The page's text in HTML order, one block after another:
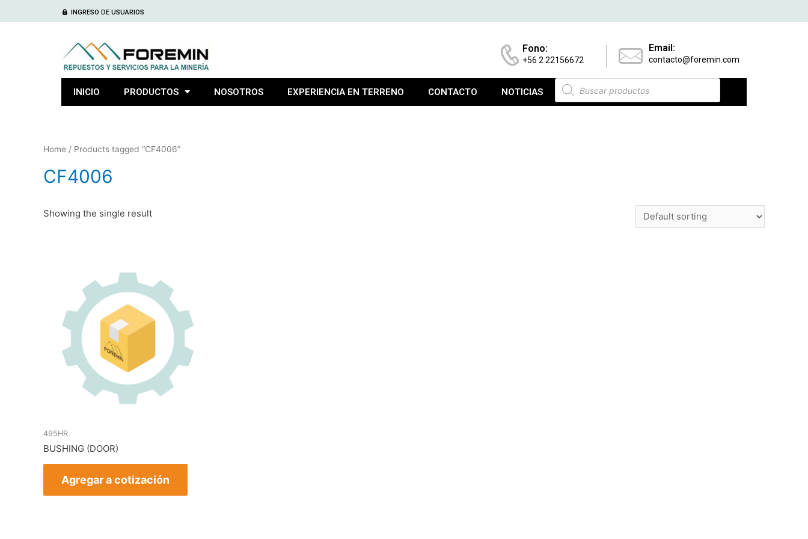
INGRESO DE USUARIOS
Fono:
+56 2 22156672
Email:
contacto@foremin.com
INICIO PRODUCTOS NOSOTROS EXPERIENCIA EN TERRENO CONTACTO NOTICIAS
Home / Products tagged “CF4006”
CF4006
Showing the single result
495HR
BUSHING (DOOR)
Agregar a cotización